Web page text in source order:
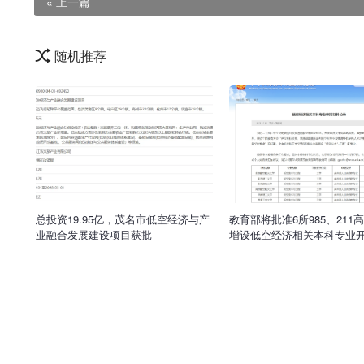
随机推荐
总投资19.95亿，茂名市低空经济与产
业融合发展建设项目获批
教育部将批准6所985、211
增设低空经济相关本科专业